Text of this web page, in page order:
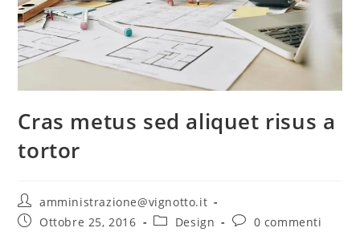
Cras metus sed aliquet risus a
tortor
Autore
dell'articolo:
amministrazione@vignotto.it
ArticoloOttobre 25, 2016
Categoria
Design
Commenti
0 commenti